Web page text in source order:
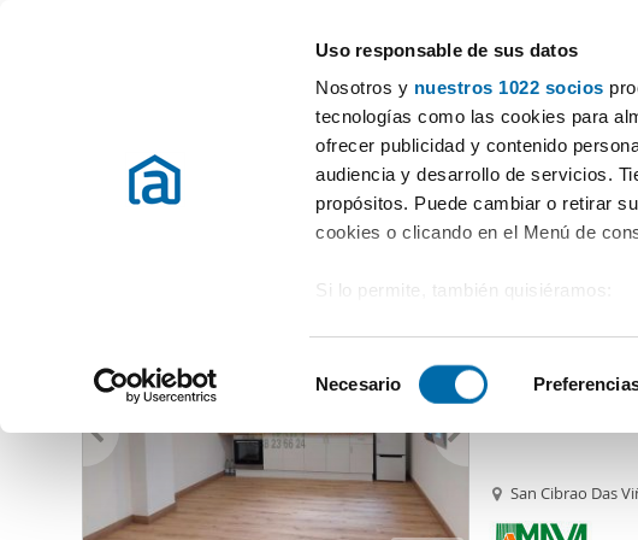
Uso responsable de sus datos
Nosotros y nuestros 1022 socios
tecnologías como las cookies para
ofrecer publicidad y contenido
audiencia y desarrollo de servicios.
propósitos. Puede cambiar o retirar
cookies o clicando en el Menú de
Si lo permite, también quisiéramos:
Identificar su dispositivo
Obtenga más información sobre
preferencias en la
en la Declaración de cookies.
e
c
c
Necesario
San Cibrao Das Viñas (Capital) Prezzo
Appartamenti in affito Ourense Affitto Appartamenti San Cibrao Das
Affitto Appartamenti San Cibrao Das Viñas (Capital) (1 Immobili)
2
Apartamento en
San Cibrao Das